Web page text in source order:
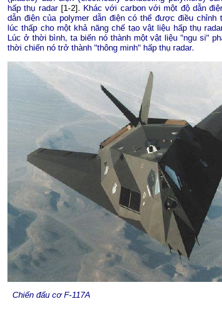
hấp thụ radar [1-2]. Khác với carbon với một độ dẫn
dẫn điện của polymer dẫn điện có thể được điều chỉnh
lúc thấp cho một khả năng chế tạo vật liệu hấp thụ
Lúc ở thời bình, ta biến nó thành một vật liệu "ngu si"
thời chiến nó trở thành "thông minh" hấp thụ radar.
Chiến đấu cơ F-117A